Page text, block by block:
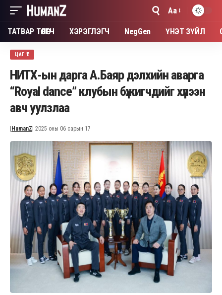
Font
Resizer
Aa
ТАТВАР ТӨЛӨГЧ ХЭРЭГЛЭГЧ NegGen ҮНЭТ ЗҮЙЛ
ЦАГ ҮЕ
НИТХ-ын дарга А.Баяр дэлхийн аварга
“Royal dance” клубын бүжигчдийг хүлээн
авч уулзлаа
HumanZ | 2025 оны 06 сарын 17